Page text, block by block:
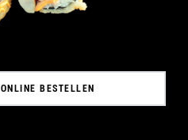
ONLINE BESTELLEN